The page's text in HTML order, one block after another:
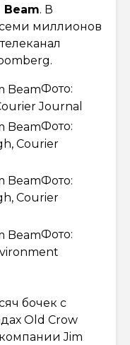
Beam. В
семи миллионов
Фото:
Journal
Фото:
Courier
Фото:
Courier
Фото:
бочек с
Old Crow
Jim